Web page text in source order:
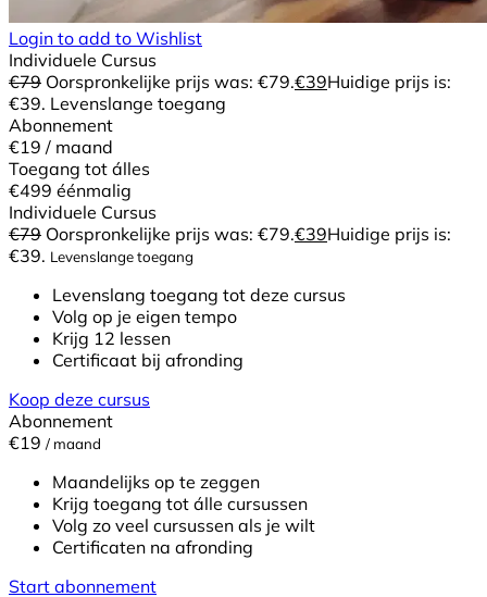
Login to add to Wishlist
Individuele Cursus
€79 Oorspronkelijke prijs was: €79.€39Huidige prijs is:
€39. Levenslange toegang
Abonnement
€19 / maand
Toegang tot álles
€499 éénmalig
Individuele Cursus
€79 Oorspronkelijke prijs was: €79.€39Huidige prijs is:
€39. Levenslange toegang
Levenslang toegang tot deze cursus
Volg op je eigen tempo
Krijg 12 lessen
Certificaat bij afronding
Koop deze cursus
Abonnement
€19 / maand
Maandelijks op te zeggen
Krijg toegang tot álle cursussen
Volg zo veel cursussen als je wilt
Certificaten na afronding
Start abonnement